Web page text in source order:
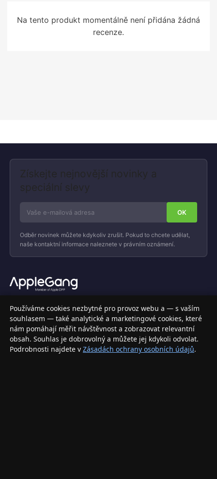
Na tento produkt momentálně není přidána žádná
recenze.
Získejte nejnovější novinky a
speciální slevy
Odběr novinek můžete kdykoliv zrušit. Pokud to chcete udělat,
naše kontaktní informace naleznete v právním oznámení.
Váš specializovaný obchod s Apple produkty, příslušenstvím a
elektronikou. Nakupujte bezpečně a s jistotou.
INFORMACE
Doprava a doručení
Používáme cookies nezbytné pro provoz webu a — s vaším
souhlasem — také analytické a marketingové cookies, které
nám pomáhají měřit návštěvnost a zobrazovat relevantní
obsah. Souhlas je dobrovolný a můžete jej kdykoli odvolat.
Podrobnosti najdete v Zásadách ochrany osobních údajů.